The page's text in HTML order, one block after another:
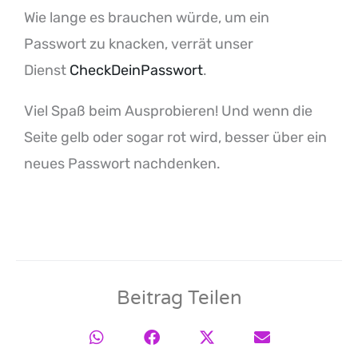
Wie lange es brauchen würde, um ein
Passwort zu knacken, verrät unser
Dienst CheckDeinPasswort.
Viel Spaß beim Ausprobieren! Und wenn die
Seite gelb oder sogar rot wird, besser über ein
neues Passwort nachdenken.
Facebook
Twitter
Tumblr
Pinterest
E-
Mail
LinkedIn
Beitrag Teilen